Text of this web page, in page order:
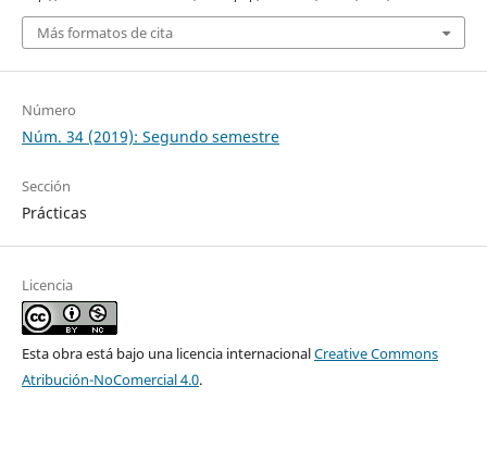
Más formatos de cita
Número
Núm. 34 (2019): Segundo semestre
Sección
Prácticas
Licencia
Esta obra está bajo una licencia internacionalCreative Commons
Atribución-NoComercial 4.0.